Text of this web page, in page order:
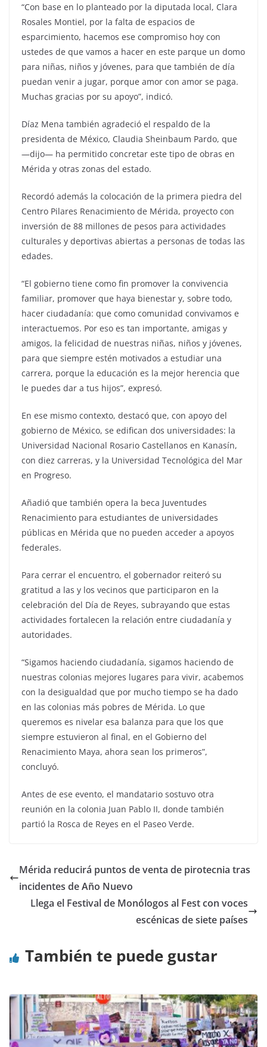
“Con base en lo planteado por la diputada local, Clara
Rosales Montiel, por la falta de espacios de
esparcimiento, hacemos ese compromiso hoy con
ustedes de que vamos a hacer en este parque un domo
para niñas, niños y jóvenes, para que también de día
puedan venir a jugar, porque amor con amor se paga.
Muchas gracias por su apoyo”, indicó.
Díaz Mena también agradeció el respaldo de la
presidenta de México, Claudia Sheinbaum Pardo, que
—dijo— ha permitido concretar este tipo de obras en
Mérida y otras zonas del estado.
Recordó además la colocación de la primera piedra del
Centro Pilares Renacimiento de Mérida, proyecto con
inversión de 88 millones de pesos para actividades
culturales y deportivas abiertas a personas de todas las
edades.
“El gobierno tiene como fin promover la convivencia
familiar, promover que haya bienestar y, sobre todo,
hacer ciudadanía: que como comunidad convivamos e
interactuemos. Por eso es tan importante, amigas y
amigos, la felicidad de nuestras niñas, niños y jóvenes,
para que siempre estén motivados a estudiar una
carrera, porque la educación es la mejor herencia que
le puedes dar a tus hijos”, expresó.
En ese mismo contexto, destacó que, con apoyo del
gobierno de México, se edifican dos universidades: la
Universidad Nacional Rosario Castellanos en Kanasín,
con diez carreras, y la Universidad Tecnológica del Mar
en Progreso.
Añadió que también opera la beca Juventudes
Renacimiento para estudiantes de universidades
públicas en Mérida que no pueden acceder a apoyos
federales.
Para cerrar el encuentro, el gobernador reiteró su
gratitud a las y los vecinos que participaron en la
celebración del Día de Reyes, subrayando que estas
actividades fortalecen la relación entre ciudadanía y
autoridades.
“Sigamos haciendo ciudadanía, sigamos haciendo de
nuestras colonias mejores lugares para vivir, acabemos
con la desigualdad que por mucho tiempo se ha dado
en las colonias más pobres de Mérida. Lo que
queremos es nivelar esa balanza para que los que
siempre estuvieron al final, en el Gobierno del
Renacimiento Maya, ahora sean los primeros”,
concluyó.
Antes de ese evento, el mandatario sostuvo otra
reunión en la colonia Juan Pablo II, donde también
partió la Rosca de Reyes en el Paseo Verde.
Mérida reducirá puntos de venta de pirotecnia tras
incidentes de Año Nuevo
Llega el Festival de Monólogos al Fest con voces
escénicas de siete países
También te puede gustar